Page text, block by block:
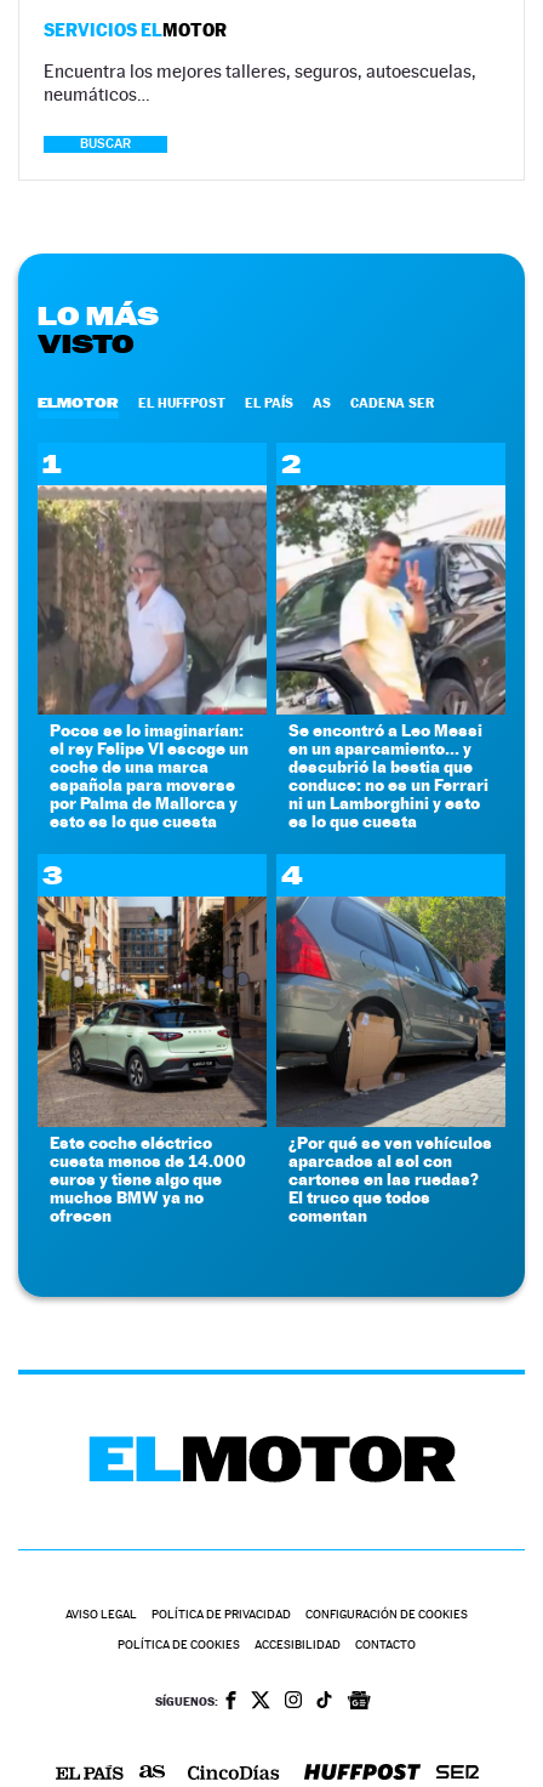
SERVICIOS ELMOTOR
Encuentra los mejores talleres, seguros, autoescuelas,
neumáticos…
BUSCAR
LO MÁS
VISTO
ELMOTOR EL HUFFPOST EL PAÍS AS CADENA SER
1
Pocos se lo imaginarían:
el rey Felipe VI escoge un
coche de una marca
española para moverse
por Palma de Mallorca y
esto es lo que cuesta
2
Se encontró a Leo Messi
en un aparcamiento... y
descubrió la bestia que
conduce: no es un Ferrari
ni un Lamborghini y esto
es lo que cuesta
3
Este coche eléctrico
cuesta menos de 14.000
euros y tiene algo que
muchos BMW ya no
ofrecen
4
¿Por qué se ven vehículos
aparcados al sol con
cartones en las ruedas?
El truco que todos
comentan
AVISO LEGAL POLÍTICA DE PRIVACIDAD CONFIGURACIÓN DE COOKIES
POLÍTICA DE COOKIES ACCESIBILIDAD CONTACTO
SÍGUENOS: